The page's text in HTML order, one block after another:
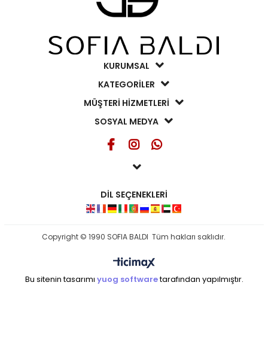
KURUMSAL
KATEGORİLER
MÜŞTERİ HİZMETLERİ
SOSYAL MEDYA
DİL SEÇENEKLERİ
Copyright © 1990 SOFIA BALDI Tüm hakları saklıdır.
Bu sitenin tasarımı yuog softwaretarafından yapılmıştır.